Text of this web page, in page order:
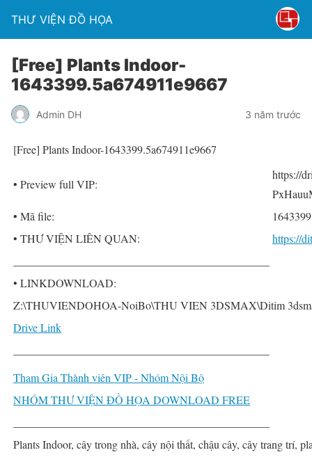
THƯ VIỆN ĐỒ HỌA
[Free] Plants Indoor-
1643399.5a674911e9667
Admin DH 3 năm trước
[Free] Plants Indoor-1643399.5a674911e9667
• Preview full VIP:
https://
• Mã file:
• THƯ VIỆN LIÊN QUAN:
https://
• LINKDOWNLOAD:
Z:\THUVIENDOHOA-NoiBo\THU VIEN 3DSMAX\Ditim
Drive Link
Tham Gia Thành viên VIP - Nhóm Nội Bộ
NHÓM THƯ VIỆN ĐỒ HỌA DOWNLOAD FREE
Plants Indoor, cây trong nhà, cây nội thất, chậu cây, cây trang trí,